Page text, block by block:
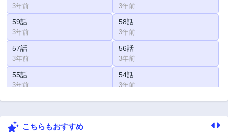
3年前 3年前
59話
3年前
58話
3年前
57話
3年前
56話
3年前
55話
3年前
54話
3年前
53話 52話
51話こちらもおすすめ